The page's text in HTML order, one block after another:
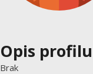
Opis profilu
Brak